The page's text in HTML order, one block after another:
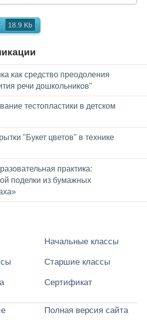
18.9 Kb
как средство преодоления
речи дошкольников"
тестопластики в детском
"Букет цветов" в технике
практика:
поделки из бумажных
Начальные классы
Старшие классы
Сертификат
Полная версия сайта